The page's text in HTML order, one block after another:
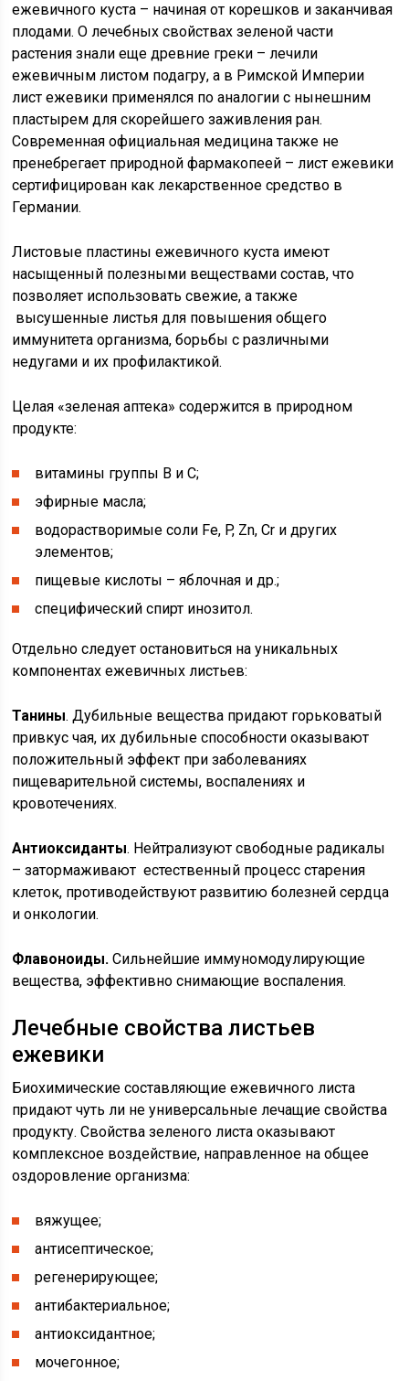
ежевичного куста – начиная от корешков и заканчивая
плодами. О лечебных свойствах зеленой части
растения знали еще древние греки – лечили
ежевичным листом подагру, а в Римской Империи
лист ежевики применялся по аналогии с нынешним
пластырем для скорейшего заживления ран.
Современная официальная медицина также не
пренебрегает природной фармакопеей – лист ежевики
сертифицирован как лекарственное средство в
Германии.
Листовые пластины ежевичного куста имеют
насыщенный полезными веществами состав, что
позволяет использовать свежие, а также
высушенные листья для повышения общего
иммунитета организма, борьбы с различными
недугами и их профилактикой.
Целая «зеленая аптека» содержится в природном
продукте:
витамины группы В и С;
эфирные масла;
водорастворимые соли Fe, P, Zn, Cr и других
элементов;
пищевые кислоты – яблочная и др.;
специфический спирт инозитол.
Отдельно следует остановиться на уникальных
компонентах ежевичных листьев:
Танины. Дубильные вещества придают горьковатый
привкус чая, их дубильные способности оказывают
положительный эффект при заболеваниях
пищеварительной системы, воспалениях и
кровотечениях.
Антиоксиданты. Нейтрализуют свободные радикалы
– затормаживают естественный процесс старения
клеток, противодействуют развитию болезней сердца
и онкологии.
Флавоноиды. Сильнейшие иммуномодулирующие
вещества, эффективно снимающие воспаления.
Лечебные свойства листьев
ежевики
Биохимические составляющие ежевичного листа
придают чуть ли не универсальные лечащие свойства
продукту. Свойства зеленого листа оказывают
комплексное воздействие, направленное на общее
оздоровление организма:
вяжущее;
антисептическое;
регенерирующее;
антибактериальное;
антиоксидантное;
мочегонное;